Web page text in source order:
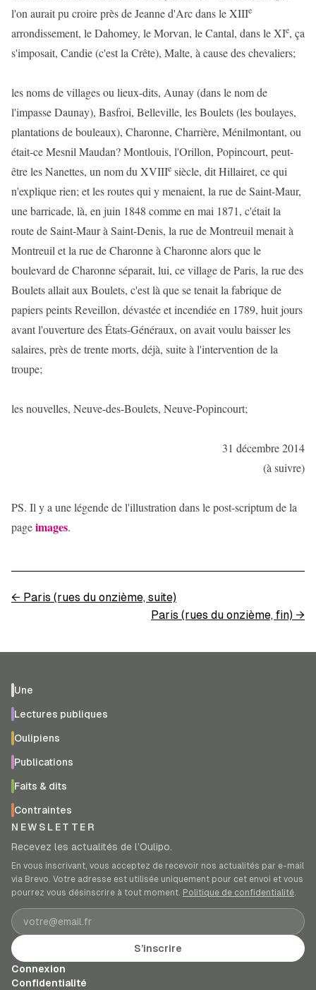
l'on aurait pu croire près de Jeanne d'Arc dans le XIIIe
arrondissement, le Dahomey, le Morvan, le Cantal, dans le XIe, ça
s'imposait, Candie (c'est la Crête), Malte, à cause des chevaliers;
les noms de villages ou lieux-dits, Aunay (dans le nom de
l'impasse Daunay), Basfroi, Belleville, les Boulets (les boulayes,
plantations de bouleaux), Charonne, Charrière, Ménilmontant, ou
était-ce Mesnil Maudan? Montlouis, l'Orillon, Popincourt, peut-
être les Nanettes, un nom du XVIIIe siècle, dit Hillairet, ce qui
n'explique rien; et les routes qui y menaient, la rue de Saint-Maur,
une barricade, là, en juin 1848 comme en mai 1871, c'était la
route de Saint-Maur à Saint-Denis, la rue de Montreuil menait à
Montreuil et la rue de Charonne à Charonne alors que le
boulevard de Charonne séparait, lui, ce village de Paris, la rue des
Boulets allait aux Boulets, c'est là que se tenait la fabrique de
papiers peints Reveillon, dévastée et incendiée en 1789, huit jours
avant l'ouverture des États-Généraux, on avait voulu baisser les
salaires, près de trente morts, déjà, suite à l'intervention de la
troupe;
les nouvelles, Neuve-des-Boulets, Neuve-Popincourt;
31 décembre 2014
(à suivre)
PS. Il y a une légende de l'illustration dans le post-scriptum de la
pageimages.
← Paris (rues du onzième, suite)
Paris (rues du onzième, fin) →
Une
Lectures publiques
Oulipiens
Publications
Faits & dits
Contraintes
NEWSLETTER
Recevez les actualités de l’Oulipo.
En vous inscrivant, vous acceptez de recevoir nos actualités par e-mail
via Brevo. Votre adresse est utilisée uniquement pour cet envoi et vous
pourrez vous désinscrire à tout moment. Politique de confidentialité.
Adresse e-mail
S’inscrire
Connexion
Confidentialité